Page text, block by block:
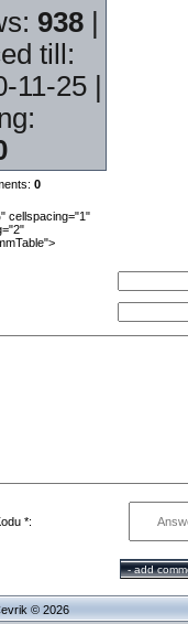
: 938 |
till:
11-25 |
:
: 0
cellspacing="1"
*:
© 2026